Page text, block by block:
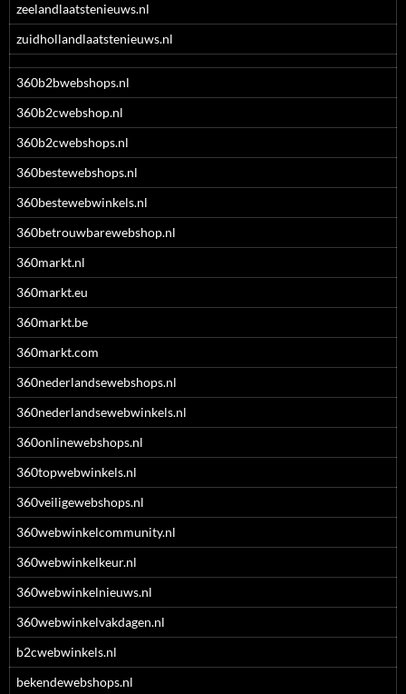
zeelandlaatstenieuws.nl
zuidhollandlaatstenieuws.nl
360b2bwebshops.nl
360b2cwebshop.nl
360b2cwebshops.nl
360bestewebshops.nl
360bestewebwinkels.nl
360betrouwbarewebshop.nl
360markt.nl
360markt.eu
360markt.be
360markt.com
360nederlandsewebshops.nl
360nederlandsewebwinkels.nl
360onlinewebshops.nl
360topwebwinkels.nl
360veiligewebshops.nl
360webwinkelcommunity.nl
360webwinkelkeur.nl
360webwinkelnieuws.nl
360webwinkelvakdagen.nl
b2cwebwinkels.nl
bekendewebshops.nl